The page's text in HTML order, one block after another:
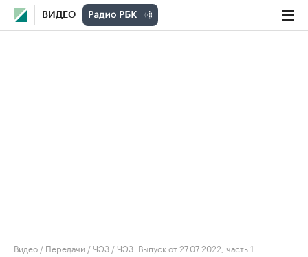
ВИДЕО
Видео / Передачи /ЧЭЗ /ЧЭЗ. Выпуск от 27.07.2022, часть 1